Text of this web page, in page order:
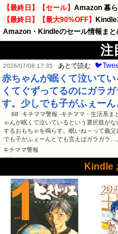
【最終日】【セール】 Amazon 暮
【最終日】【最大90%OFF】 Kindle
Amazon・Kindleのセール情報まと
注
2026/07/08 17:35 あとで読む
赤ちゃんが眠くて泣いて
くてぐずってるのにガラ
す。少しでも子がふぇー
68 :キチママ警報 -キチママ・生活系ま
ゃんが眠くて泣いているという選択肢が
するおもちゃを鳴らす。眠いね～って義
でも子がふぇーんとでも言えばガラガラ
キチママ警報
Kindle